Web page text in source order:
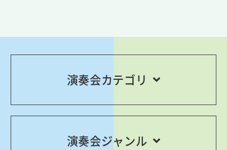
演奏会カテゴリ
演奏会ジャンル